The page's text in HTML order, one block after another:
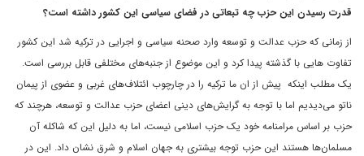
قدرت رسیدن این حزب چه تبعاتی در فضای سیاسی این کشور داشته است؟
از زمانی که حزب عدالت و توسعه وارد صحنه سیاسی و اجرایی در ترکیه شد این کشور
تفاوت هایی با گذشته پیدا کرد و این موضوع از جنبه‌های مختلفی قابل بررسی است.
یک مطلب اینکه پیش از ان ما ترکیه را در چارچوب ائتلاف‌های غربی و عضوی از پیمان
ناتو می‌دیدیم اما با توجه به گرایش‌های دینی اعضای حزب عدالت و توسعه، هرچند که
حزب بر اساس مرامنامه خود یک حزب اسلامی ‌نیست، اما به دلیل این که شاکله آن
مسلمان‌ها هستند این حزب توجه بیشتری به جهان اسلام و شرق نشان داد. این در